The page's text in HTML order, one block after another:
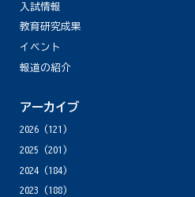
入試情報
教育研究成果
イベント
報道の紹介
アーカイブ
2026(121)
2025 (201)
2024(184)
2023 (188)